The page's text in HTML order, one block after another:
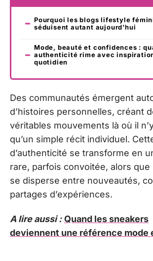
Pourquoi les blogs lifestyle
séduisent autant aujourd’hui
Mode, beauté et confidences :
authenticité rime avec
quotidien
Des communautés émergent
d’histoires personnelles, créant
véritables mouvements là où il
qu’un simple récit individuel.
d’authenticité se transforme en
rare, parfois convoitée, alors que
se disperse entre nouveautés,
partages d’expériences.
A lire aussi : Quand les sneakers
deviennent une référence mode